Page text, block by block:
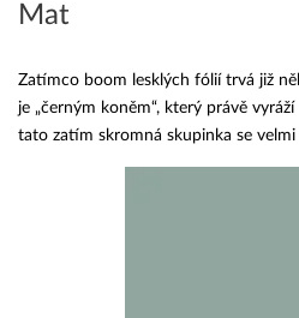
Mat
Zatímco boom lesklých fólií trvá již
je „černým koněm“, který právě
tato zatím skromná skupinka se